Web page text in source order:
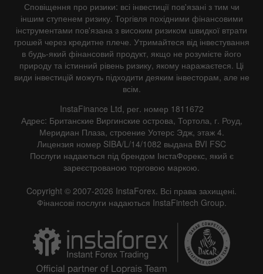
Сповіщення про ризики: всі інвестиції пов'язані з тим чи
іншим ступенем ризику. Торгівля похідними фінансовими
інструментами пов'язана з високим ризиком швидкої втрати
грошей через кредитне плече. Утримайтеся від інвестування
в будь-який фінансовий продукт, якщо не розумієте його
природу та істинний рівень ризику, якому наражаєтеся. Ці
види інвестицій можуть підходити деяким інвесторам, але не
всім.
InstaFinance Ltd, рег. номер 1811672
Адрес: Британские Виргинские острова, Тортола, г. Роуд,
Меридиан Плаза, строение Уотерс Эдж, этаж 4.
Лицензия номер SIBA/L/14/1082 выдана BVI FSC
Послуги надаються під брендом ІнстаФорекс, який є
зареєстрованою торговою маркою.
Copyright © 2007-2026 InstaForex. Всі права захищені.
Фінансові послуги надаються InstaFintech Group.